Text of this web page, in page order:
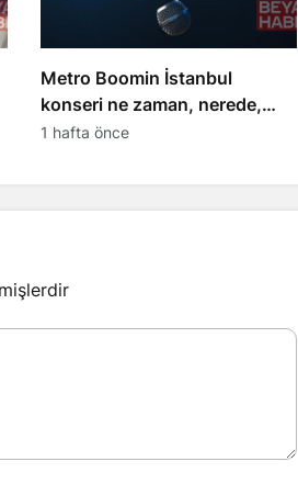
Metro Boomin İstanbul
konseri ne zaman, nerede,
bilet fiyatları ne kadar?
1 hafta önce